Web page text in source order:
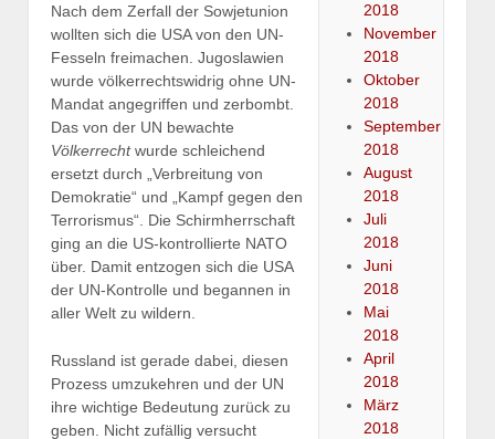
Nach dem Zerfall der Sowjetunion
wollten sich die USA von den UN-
Fesseln freimachen. Jugoslawien
wurde völkerrechtswidrig ohne UN-
Mandat angegriffen und zerbombt.
Das von der UN bewachte
Völkerrechtwurde schleichend
ersetzt durch „Verbreitung von
Demokratie“ und „Kampf gegen den
Terrorismus“. Die Schirmherrschaft
ging an die US-kontrollierte NATO
über. Damit entzogen sich die USA
der UN-Kontrolle und begannen in
aller Welt zu wildern.
Russland ist gerade dabei, diesen
Prozess umzukehren und der UN
ihre wichtige Bedeutung zurück zu
geben. Nicht zufällig versucht
2018
November
2018
Oktober
2018
September
2018
August
2018
Juli
2018
Juni
2018
Mai
2018
April
2018
März
2018